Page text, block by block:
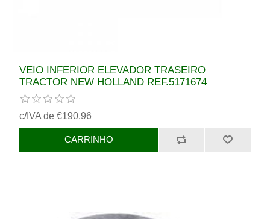
VEIO INFERIOR ELEVADOR TRASEIRO
TRACTOR NEW HOLLAND REF.5171674
c/IVA de €190,96